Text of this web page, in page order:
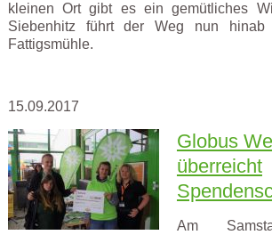
kleinen Ort gibt es ein gemütliches
Siebenhitz führt der Weg nun
Fattigsmühle.
15.09.2017
Globus
überreicht
Am